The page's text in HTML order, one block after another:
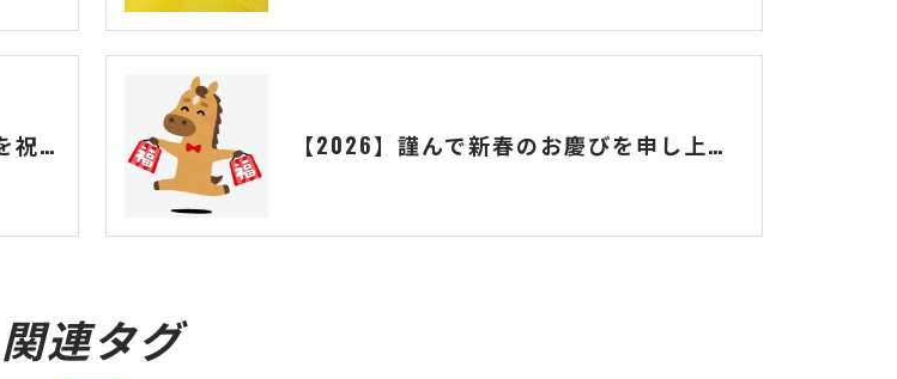
【活動報告】横浜市「二十歳の市民を祝うつどい」の警備完遂と、新成人の門出に寄せて 【2026】謹んで新春のお慶びを申し上げます
関連タグ